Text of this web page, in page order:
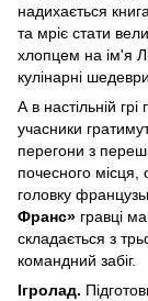
надихається
та мріє стати
хлопцем на ім'я
кулінарні шедеври.
А в настільній
учасники
перегони з
почесного
головку
Франс» гравці
складається з
командний забіг.
Ігролад.